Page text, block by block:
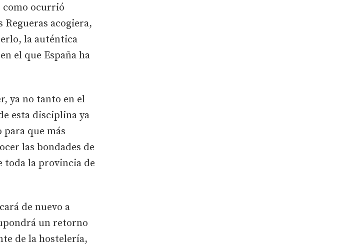
como ocurrió
acogiera,
la auténtica
el que España ha
ya no tanto en el
esta disciplina ya
que más
las bondades de
toda la provincia de
de nuevo a
un retorno
de la hostelería,